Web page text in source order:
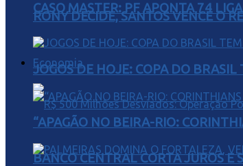
CASO MASTER: PF APONTA 74
Economia
BANCO CENTRAL CORTA JUROS E
RONY DECIDE, SANTOS VENCE O
JOGOS DE HOJE: COPA DO BRASIL
“APAGÃO NO BEIRA-RIO: